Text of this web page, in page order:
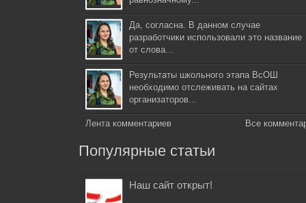
Да, согласна. В данном случае
разработчики использовали это название
от слова...
Результаты школьного этапа ВсОШ
необходимо отслеживать на сайтах
организаторов...
Лента комментариев Все
Популярные статьи
Наш сайт открыт!